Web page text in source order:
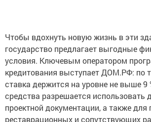
Чтобы вдохнуть новую жизнь в эти
государство предлагает выгодные
условия. Ключевым оператором
кредитования выступает ДОМ.РФ: по
ставка держится на уровне не выше 9
средства разрешается использовать
проектной документации, а также для
реставрационных и сопутствующих